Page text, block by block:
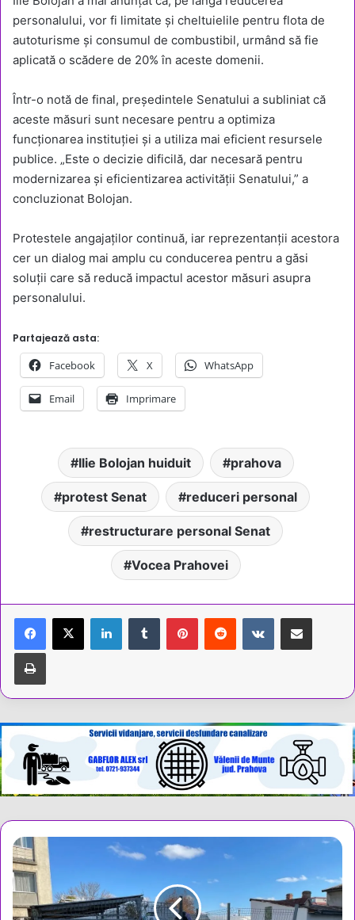
personalului, vor fi limitate și cheltuielile pentru flota de
autoturisme și consumul de combustibil, urmând să fie
aplicată o scădere de 20% în aceste domenii.
Într-o notă de final, președintele Senatului a subliniat că
aceste măsuri sunt necesare pentru a optimiza
funcționarea instituției și a utiliza mai eficient resursele
publice. „Este o decizie dificilă, dar necesară pentru
modernizarea și eficientizarea activității Senatului,” a
concluzionat Bolojan.
Protestele angajaților continuă, iar reprezentanții acestora
cer un dialog mai amplu cu conducerea pentru a găsi
soluții care să reducă impactul acestor măsuri asupra
personalului.
Partajează asta:
Facebook X WhatsApp
Email Imprimare
Ilie Bolojan huiduit prahova
protest Senat reduceri personal
restructurare personal Senat
Vocea Prahovei
LinkedInTumblr PinterestReddit VKontakteShare via Email
Tipărește
Acțiune
amplă
de
igienizare
și